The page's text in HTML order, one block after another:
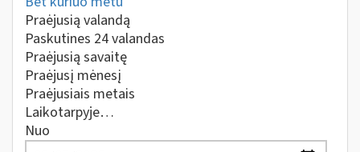
Praėjusią valandą
Paskutines 24 valandas
Praėjusią savaitę
Praėjusį mėnesį
Praėjusiais metais
Laikotarpyje…
Nuo